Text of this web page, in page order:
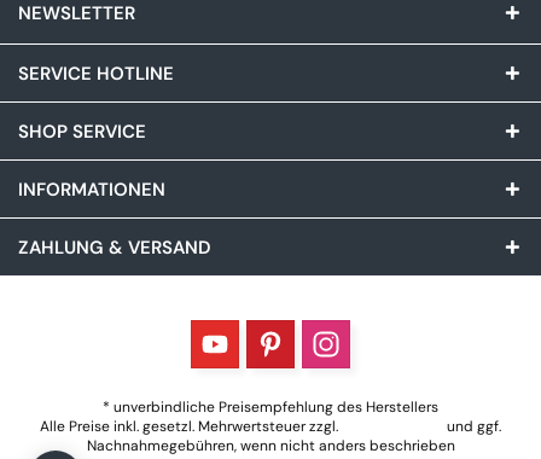
NEWSLETTER
SERVICE HOTLINE
SHOP SERVICE
INFORMATIONEN
ZAHLUNG & VERSAND
* unverbindliche Preisempfehlung des Herstellers
Alle Preise inkl. gesetzl. Mehrwertsteuer zzgl.
und ggf.
Nachnahmegebühren, wenn nicht anders beschrieben